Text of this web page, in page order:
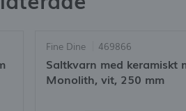
Fine Dine 469866
Saltkvarn med keramiskt
Monolith, vit, 250 mm